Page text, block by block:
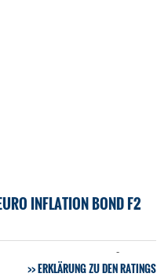
INFLATION BOND F2
-
ERKLÄRUNG ZU DEN RATINGS